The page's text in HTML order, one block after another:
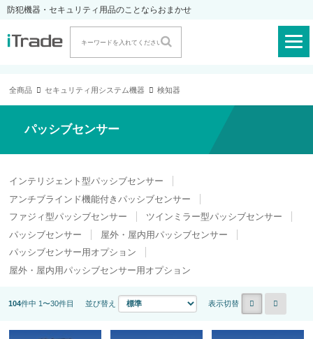
防犯機器・セキュリティ用品のことならおまかせ
全商品 セキュリティ用システム機器 検知器
パッシブセンサー
インテリジェント型パッシブセンサー
アンチブラインド機能付きパッシブセンサー
ファジィ型パッシブセンサー
ツインミラー型パッシブセンサー
パッシブセンサー
屋外・屋内用パッシブセンサー
パッシブセンサー用オプション
屋外・屋内用パッシブセンサー用オプション
104件中 1〜30件目 並び替え 表示切替